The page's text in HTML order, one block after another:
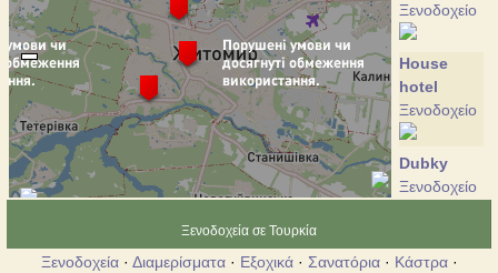
Ξενοδοχείο
House
hotel
Ξενοδοχείο
Dubky
Ξενοδοχείο
Ξενοδοχείο
Ξενοδοχεία σε Τουρκία
Ξενοδοχεία· Διαμερίσματα· Εξοχικά· Σανατόρια· Κάστρα·